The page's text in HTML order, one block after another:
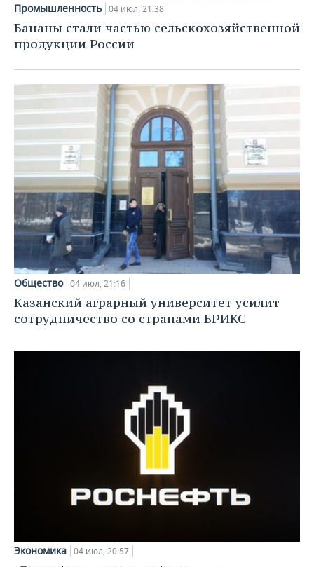
Промышленность 04 июл, 21:38
Бананы стали частью сельскохозяйственной
продукции России
Общество 04 июл, 21:16
Казанский аграрный университет усилит
сотрудничество со странами БРИКС
Экономика 04 июл, 20:57